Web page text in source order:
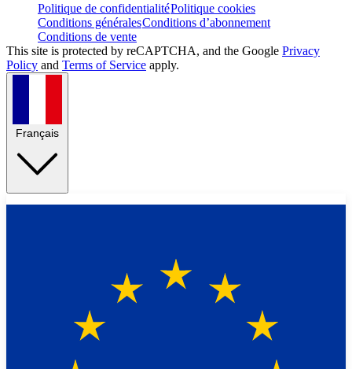
Politique de confidentialitéPolitique cookies
Conditions généralesConditions d’abonnement
Conditions de vente
This site is protected by reCAPTCHA, and the Google Privacy
Policy and Terms of Service apply.
Français